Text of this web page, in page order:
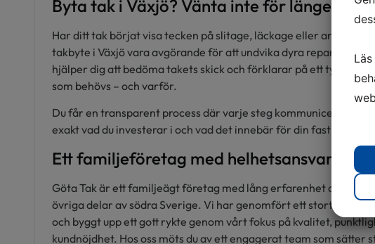
Byta tak i Växjö? Vänta inte för länge
Har ditt tak börjat visa tecken på slitage, läckage eller andra
takbyte i Växjö vara avgörande för att undvika dyra reparationer
hjälper dig att bedöma takets skick och förklarar på ett tydligt
som behövs – och varför.
Du får en transparent process där varje steg kommuniceras
exakt vad du investerar i och vad det innebär för din fastighet.
Ett familjeföretag med helhetsansvar
Göta Tak är ett familjeägt företag med lång erfarenhet av
övriga delar av södra Sverige. Vi har genomfört ett stort antal
och byggt upp ett gott rykte genom vårt fokus på kvalitet,
kundnöjdhet. Hos oss möts du av ett engagerat team som sätter